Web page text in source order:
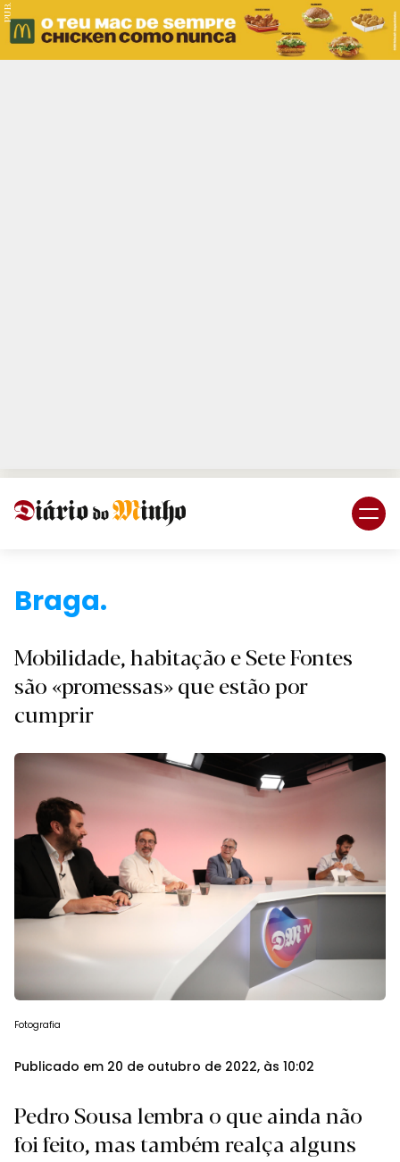
PUB.
Braga
Mobilidade, habitação e Sete Fontes
são «promessas» que estão por
cumprir
Fotografia
Publicado em 20 de outubro de 2022, às 10:02
Pedro Sousa lembra o que ainda não
foi feito, mas também realça alguns